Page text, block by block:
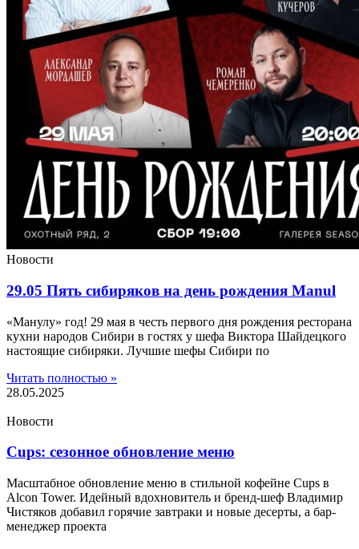
Новости
29.05 Пять сибиряков на день рождения Manul
«Манулу» год! 29 мая в честь первого дня рождения ресторана
кухни народов Сибири в гостях у шефа Виктора Шайдецкого
настоящие сибиряки. Лучшие шефы Сибири по
Читать полностью »
28.05.2025
Новости
Cups: сезонное обновление меню
Масштабное обновление меню в стильной кофейне Cups в
Alcon Tower. Идейный вдохновитель и бренд-шеф Владимир
Чистяков добавил горячие завтраки и новые десерты, а бар-
менеджер проекта